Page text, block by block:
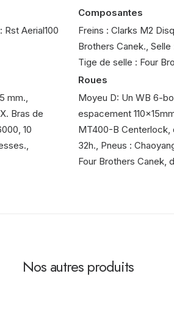
Aerial100
Composantes
Freins : Clarks M2
Brothers Canek.,
Tige de selle : Four
mm.,
Bras de
10
Roues
Moyeu D: Un WB 6-
espacement
MT400-B Centerlock,
32h., Pneus :
Four Brothers Canek,
Nos autres produits